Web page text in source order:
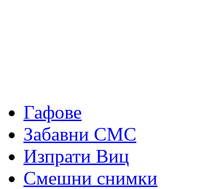
Гафове
Забавни СМС
Изпрати Виц
Смешни снимки